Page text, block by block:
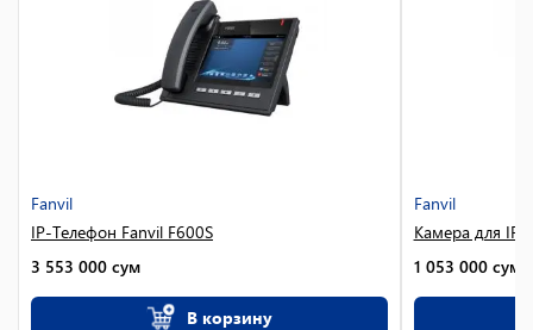
Fanvil
IP-Телефон Fanvil F600S
3 553 000 сум
В корзину
Fanvil
Камера для IP-
1 053 000 сум